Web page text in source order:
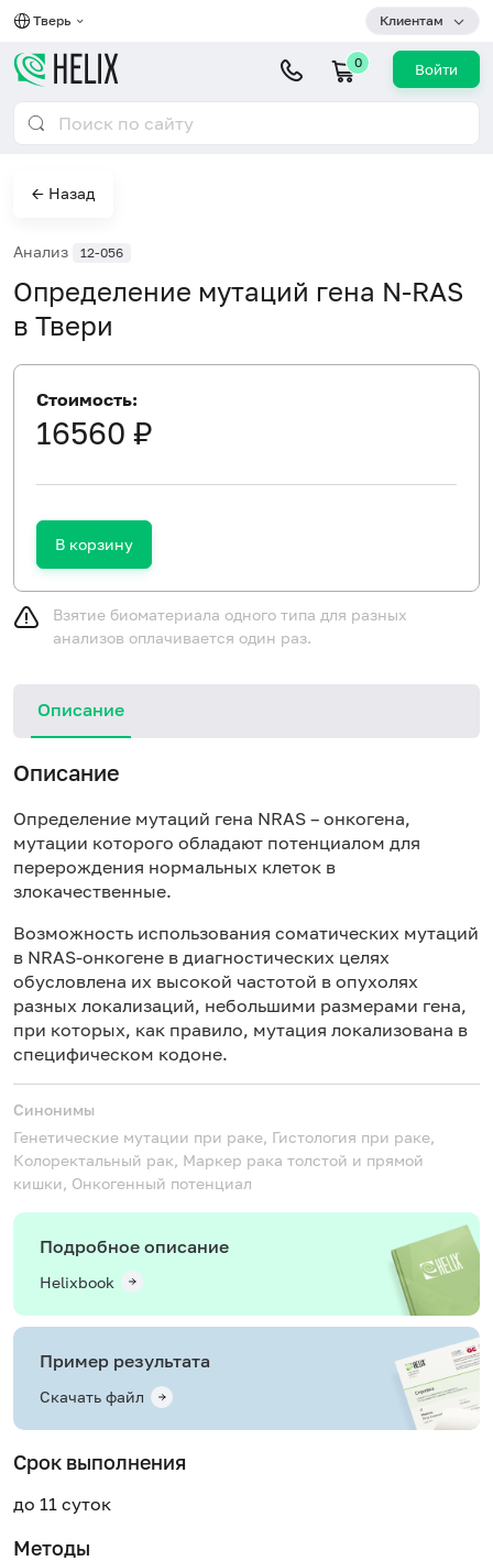
Тверь Клиентам
0 Войти
← Назад
Анализ 12-056
Определение мутаций гена N-RAS
в Твери
Стоимость:
16560 ₽
В корзину
Взятие биоматериала одного типа для разных
анализов оплачивается один раз.
Описание
Описание
Определение мутаций гена NRAS – онкогена,
мутации которого обладают потенциалом для
перерождения нормальных клеток в
злокачественные.
Возможность использования соматических мутаций
в NRAS-онкогене в диагностических целях
обусловлена их высокой частотой в опухолях
разных локализаций, небольшими размерами гена,
при которых, как правило, мутация локализована в
специфическом кодоне.
Синонимы
Генетические мутации при раке, Гистология при раке,
Колоректальный рак, Маркер рака толстой и прямой
кишки, Онкогенный потенциал
Подробное описание
Helixbook
Пример результата
Скачать файл
Срок выполнения
до 11 суток
Методы